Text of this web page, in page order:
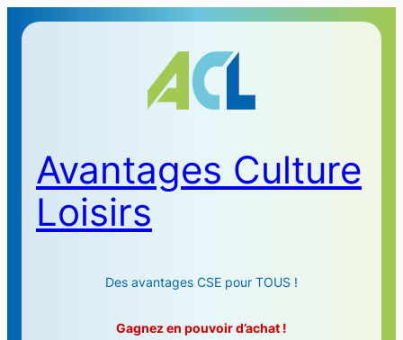
Avantages Culture
Loisirs
Des avantages CSE pour TOUS !
Gagnez en pouvoir d’achat !